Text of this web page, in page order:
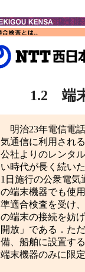
1.2 端
明治23年電信電
気通信に利用され
公社よりのレンタ
い時代が長く続い
1日施行の公衆電気
の端末機器でも使
準適合検査を受け
の端末の接続を妨
開放」である．た
備、船舶に設置す
端末機器のみに限